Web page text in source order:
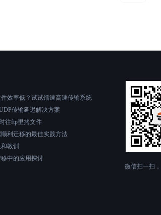
效率低？试试镭速高速传输系统
传输延迟解决方案
往ftp里拷文件
利迁移的最佳实践方法
教训
中的应用探讨
微信扫一扫